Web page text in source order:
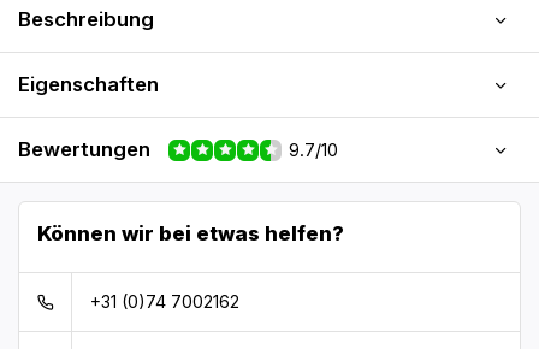
Beschreibung
Eigenschaften
Bewertungen 9.7/10
Können wir bei etwas helfen?
+31 (0)74 7002162